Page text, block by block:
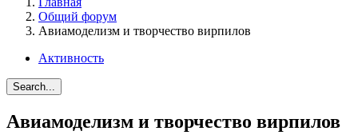
Общий форум
Авиамоделизм и творчество вирпилов
Активность
Search...
Авиамоделизм и творчество вирпилов